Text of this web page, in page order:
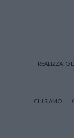
REALIZZATO
CHI SIAMO